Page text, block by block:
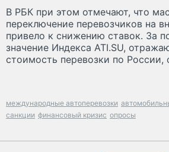
В РБК при этом отмечают, что
переключение перевозчиков на
привело к снижению ставок. За
значение Индекса ATI.SU,
стоимость перевозки по России,
международные автоперевозки
санкции финансовый кризис опросы